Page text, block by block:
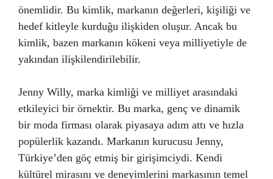
önemlidir. Bu kimlik, markanın değerleri, kişiliği ve
hedef kitleyle kurduğu ilişkiden oluşur. Ancak bu
kimlik, bazen markanın kökeni veya milliyetiyle de
yakından ilişkilendirilebilir.
Jenny Willy, marka kimliği ve milliyet arasındaki
etkileyici bir örnektir. Bu marka, genç ve dinamik
bir moda firması olarak piyasaya adım attı ve hızla
popülerlik kazandı. Markanın kurucusu Jenny,
Türkiye’den göç etmiş bir girişimciydi. Kendi
kültürel mirasını ve deneyimlerini markasının temel